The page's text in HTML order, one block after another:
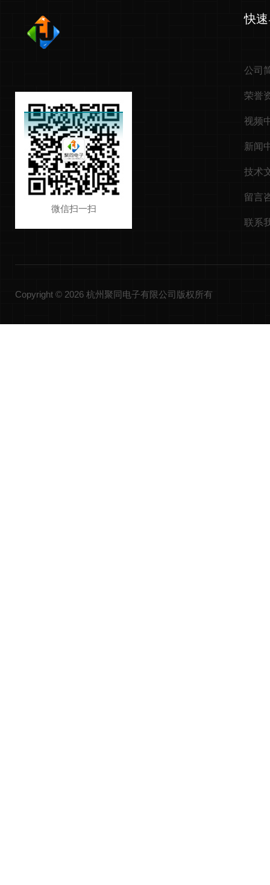
微信扫一扫
快
公司
荣誉
视频
新闻
技术
留言
联系
Copyright © 2026 杭州聚同电子有限公司版权所有